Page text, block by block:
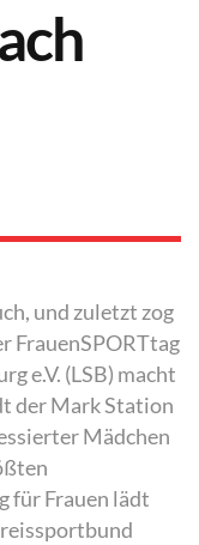
und zuletzt zog
FrauenSPORTtag
e.V. (LSB) macht
der Mark Station
Mädchen
für Frauen lädt